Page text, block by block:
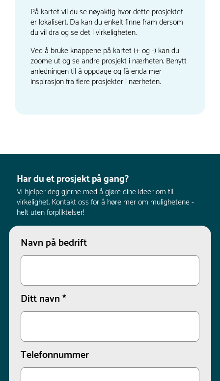
På kartet vil du se nøyaktig hvor dette prosjektet
er lokalisert. Da kan du enkelt finne fram dersom
du vil dra og se det i virkeligheten.
Ved å bruke knappene på kartet (+ og -) kan du
zoome ut og se andre prosjekt i nærheten. Benytt
anledningen til å oppdage og få enda mer
inspirasjon fra flere prosjekter i nærheten.
Har du et prosjekt på gang?
Vi hjelper deg gjerne med å gjøre dine ideer om til
virkelighet. Kontakt oss for å høre mer om mulighetene -
helt uten forpliktelser!
Navn på bedrift
Ditt navn*
Telefonnummer